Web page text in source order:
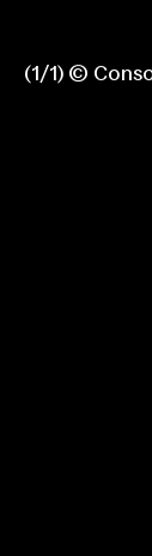
(1/1) ©